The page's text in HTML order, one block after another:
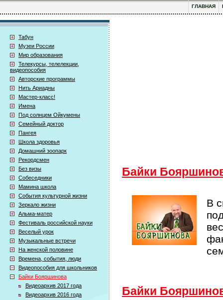
ГЛАВНАЯ
Табун
Музеи России
Мир образования
Телекурсы, телелекции,
видеопособия
Авторские программы
Нить Ариадны
Мастер-класс!
Имена
Под солнцем Ойкумены
Семейный доктор
Пангея
Школа здоровья
Домашний зоопарк
Рекордсмен
Без визы
Собеседники
Мамина школа
События культурной жизни
Зеркало жизни
Альма-матер
Фестиваль российской науки
Веселый урок
Музыкальные встречи
На женской половине
Времена, события, люди
Видеопособия для школьников
Байки Бояршинова
Видеоархив 2017 года
Видеоархив 2016 года
Байки
В
Байки